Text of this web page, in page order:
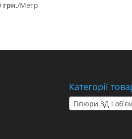
грн./Метр
Категорії
Гіпюри 3Д і